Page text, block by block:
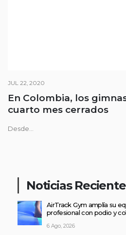
JUL 22, 2020
En Colombia, los
cuarto mes cerrados
Desde...
Noticias
AirTrack Gym amplía su
profesional con podio y
6 Ago, 2026